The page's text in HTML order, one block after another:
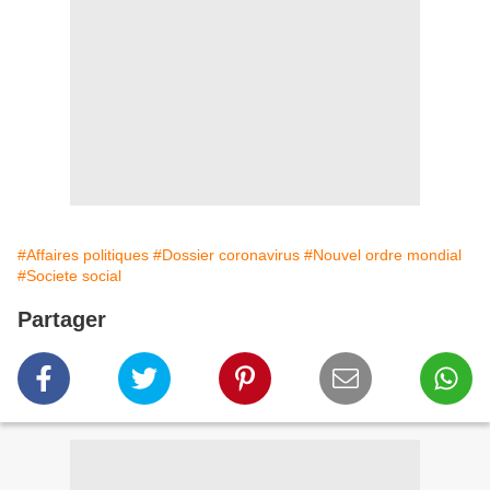
#Affaires politiques #Dossier coronavirus #Nouvel ordre mondial
#Societe social
Partager